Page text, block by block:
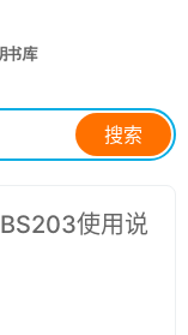
搜索
使用说